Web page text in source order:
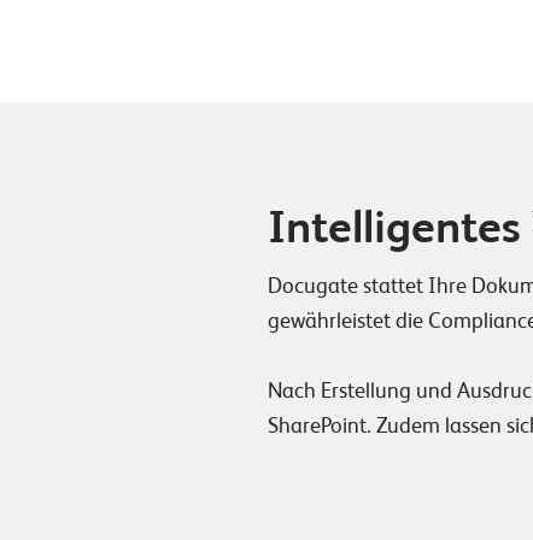
Intelligentes
Docugate stattet Ihre
gewährleistet die
Nach Erstellung und
SharePoint. Zudem lassen